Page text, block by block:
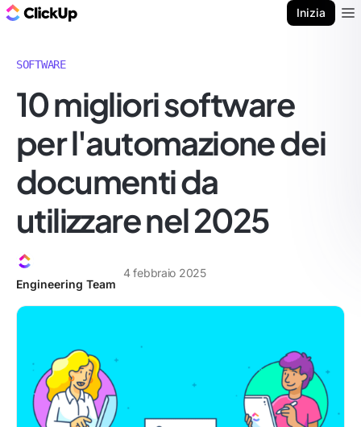
Inizia
SOFTWARE
10 migliori software
per l'automazione dei
documenti da
utilizzare nel 2025
Engineering Team
4 febbraio 2025